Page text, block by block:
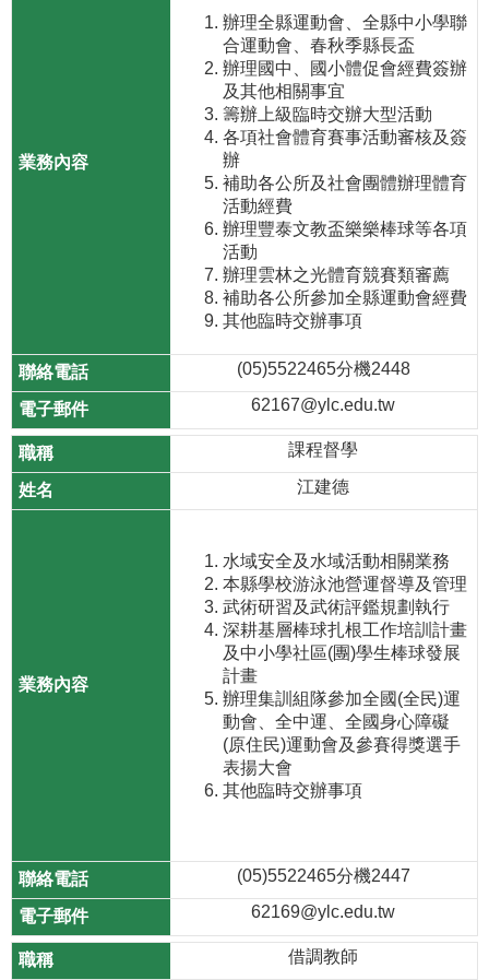
辦理全縣運動會、全縣中小學聯
合運動會、春秋季縣長盃
辦理國中、國小體促會經費簽辦
及其他相關事宜
籌辦上級臨時交辦大型活動
各項社會體育賽事活動審核及簽
辦
補助各公所及社會團體辦理體育
活動經費
辦理豐泰文教盃樂樂棒球等各項
活動
辦理雲林之光體育競賽類審薦
補助各公所參加全縣運動會經費
其他臨時交辦事項
(05)5522465分機2448
62167@ylc.edu.tw
課程督學
江建德
水域安全及水域活動相關業務
本縣學校游泳池營運督導及管理
武術研習及武術評鑑規劃執行
深耕基層棒球扎根工作培訓計畫
及中小學社區(團)學生棒球發展
計畫
辦理集訓組隊參加全國(全民)運
動會、全中運、全國身心障礙
(原住民)運動會及參賽得獎選手
表揚大會
其他臨時交辦事項
(05)5522465分機2447
62169@ylc.edu.tw
借調教師